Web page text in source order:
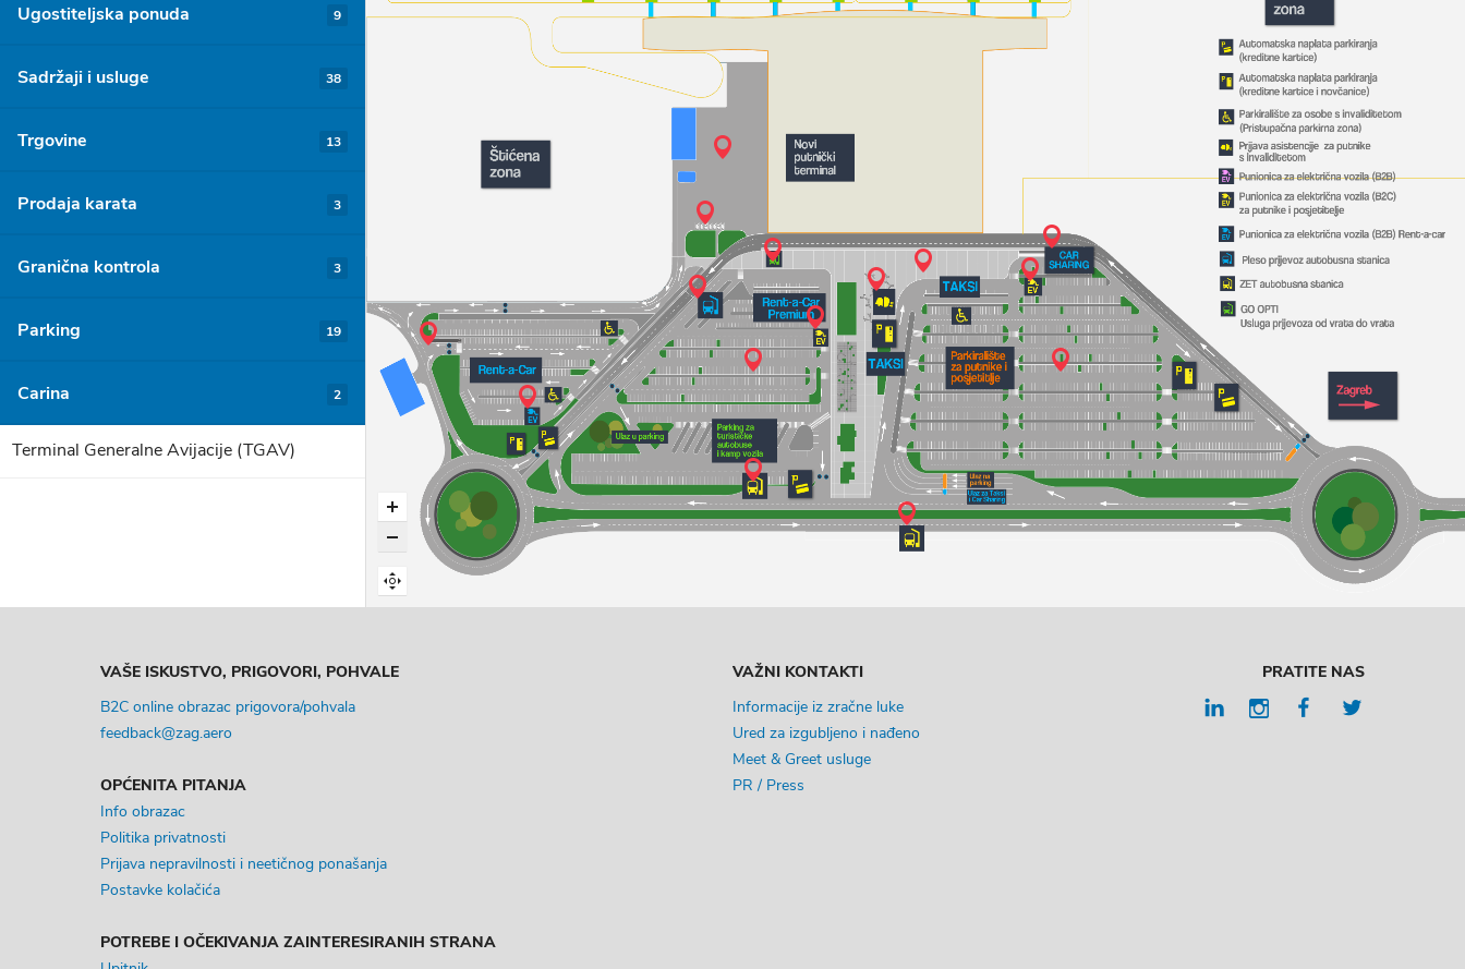
9
Ugostiteljska ponuda
38
Sadržaji i usluge
13
Trgovine
3
Prodaja karata
3
Granična kontrola
19
Parking
2
Carina
Terminal Generalne Avijacije (TGAV)
VAŠE ISKUSTVO, PRIGOVORI, POHVALE
B2C online obrazac prigovora/pohvala
feedback@zag.aero
OPĆENITA PITANJA
Info obrazac
Politika privatnosti
Prijava nepravilnosti i neetičnog ponašanja
Postavke kolačića
POTREBE I OČEKIVANJA ZAINTERESIRANIH STRANA
VAŽNI KONTAKTI
Informacije iz zračne luke
Ured za izgubljeno i nađeno
Meet & Greet usluge
PR / Press
PRATITE NAS